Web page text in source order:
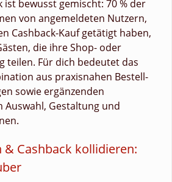
ist bewusst gemischt: 70 % der
von angemeldeten Nutzern,
Cashback-Kauf getätigt haben,
die ihre Shop- oder
teilen. Für dich bedeutet das
aus praxisnahen Bestell-
sowie ergänzenden
Auswahl, Gestaltung und
Cashback kollidieren: